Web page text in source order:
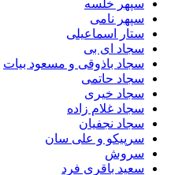
سپهر خلسه
سپهر نامی
ستار اسماعیلی
سجاد ای بی
سجاد باذوقی و مسعود بیات
سجاد حاتمی
سجاد خیری
سجاد غلام زاده
سجاد نجفیان
سرپیکو و علی سان
سروش
سعید باقری فرد